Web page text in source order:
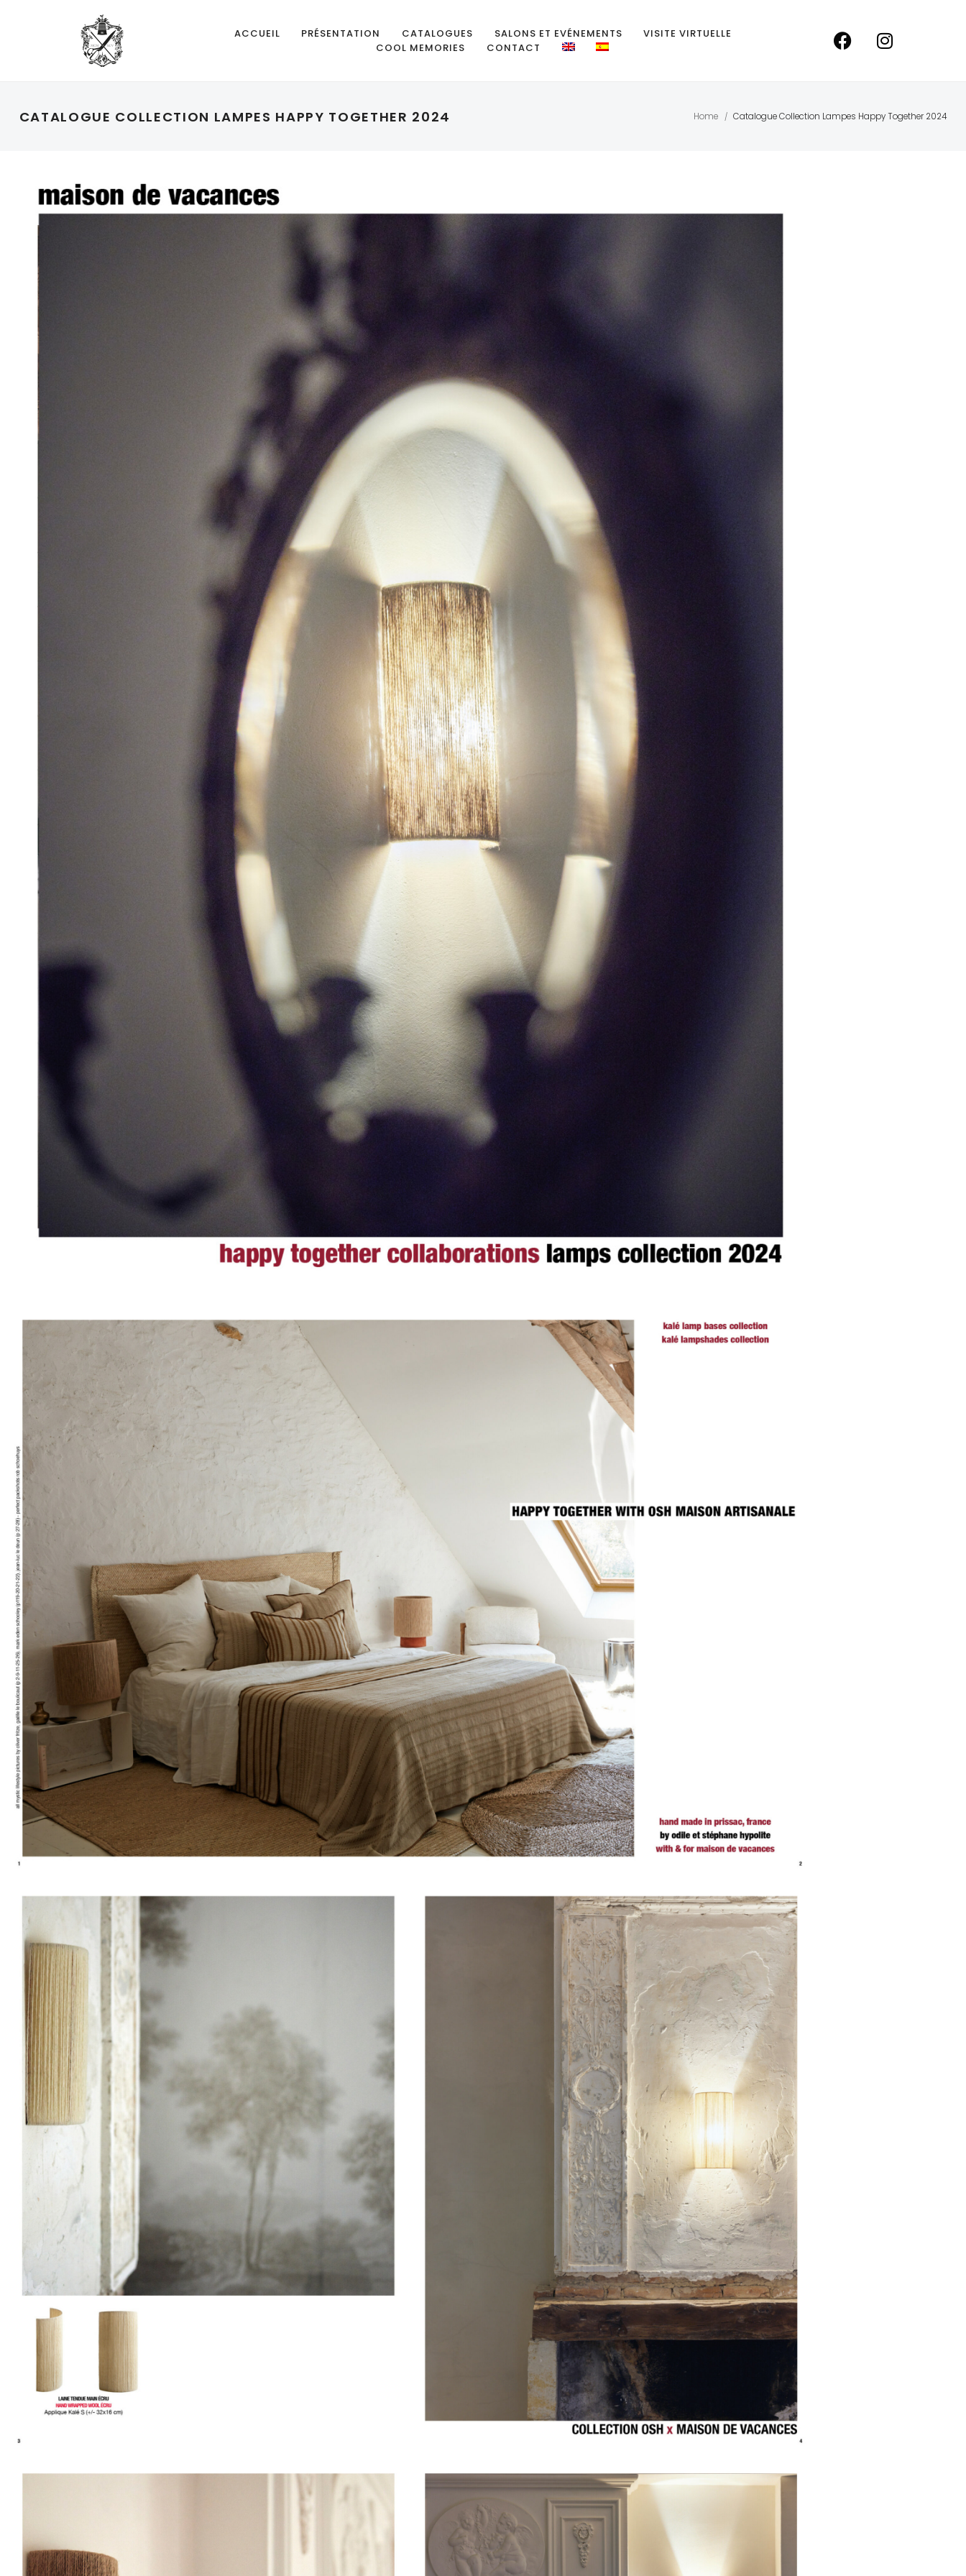
ACCUEIL PRÉSENTATION CATALOGUES SALONS ET EVÉNEMENTS
VISITE VIRTUELLE
COOL MEMORIES
CONTACT
CATALOGUE COLLECTION LAMPES HAPPY TOGETHER 2024 Home / Catalogue Collection Lampes Happy Together 2024